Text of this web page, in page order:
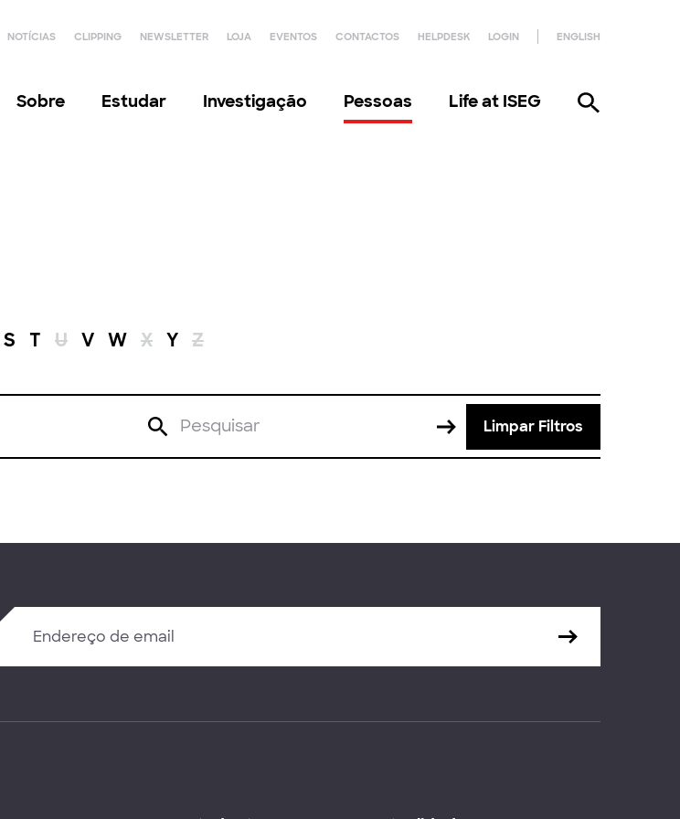
NOTÍCIAS CLIPPING NEWSLETTER LOJA EVENTOS CONTACTOS HELPDESK LOGIN ENGLISH
Sobre Estudar Investigação Pessoas Life at ISEG
S T U V W X Y Z
Limpar Filtros